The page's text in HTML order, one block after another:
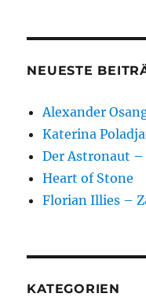
NEUESTE
Alexander
Katerina
Der Astronaut
Heart of Stone
Florian Illies –
KATEGORIEN